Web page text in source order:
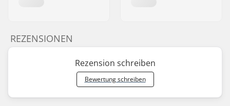
REZENSIONEN
Rezension schreiben
Bewertung schreiben